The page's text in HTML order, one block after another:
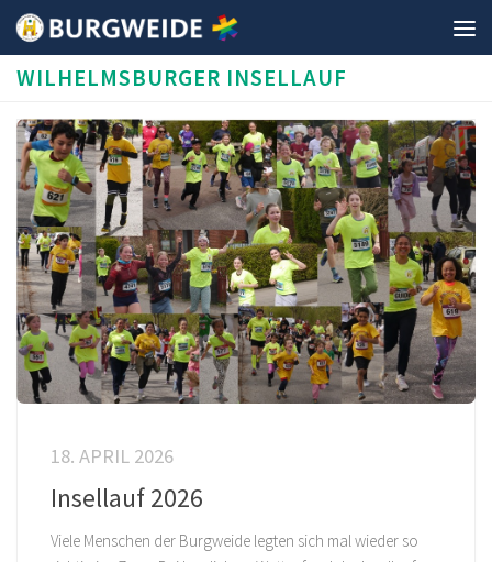
Unter dem Inhalt
WILHELMSBURGER INSELLAUF
18. APRIL 2026
Insellauf 2026
Viele Menschen der Burgweide legten sich mal wieder so